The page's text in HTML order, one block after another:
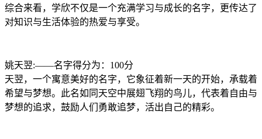
综合来看，学欣不仅是一个充满学习与成长的名字，更传达了
对知识与生活体验的热爱与享受。
姚天翌:——名字得分为：100分
天翌，一个寓意美好的名字，它象征着新一天的开始，承载着
希望与梦想。此名如同天空中展翅飞翔的鸟儿，代表着自由与
梦想的追求，鼓励人们勇敢追梦，活出自己的精彩。